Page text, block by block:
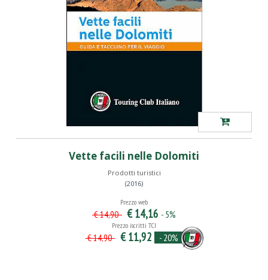
Vette facili nelle Dolomiti
Prodotti turistici
(2016)
Prezzo web
€ 14,90 € 14,16 - 5%
Prezzo iscritti TCI
€ 14,90 € 11,92 - 20%